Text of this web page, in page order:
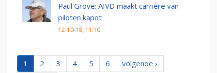
Paul Grove: AIVD maakt carrière van
piloten kapot
12-10-18, 11:10
1 2 3 4 5 6
volgende ›